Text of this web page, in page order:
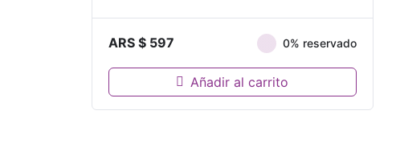
ARS $ 597 0% reservado
Añadir al carrito